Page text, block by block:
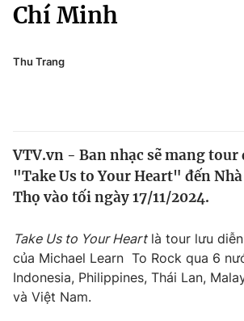
Xã hội
Pháp luật
Thế giới
Tin tức
Câu chuyện quốc tế
Kinh tế
Tài chính
Thị trường
Góc doanh nghiệp
Dữ liệu và đời sống
Truyền hình
Văn hóa - Giải trí
Công nghệ
Chí Minh
Thu Trang
VTV.vn - Ban nhạc sẽ mang
"Take Us to Your Heart" đến
Thọ vào tối ngày 17/11/2024.
Take Us to Your Heartlà tour lưu diễn
của Michael Learn To Rock qua 6
Indonesia, Philippines, Thái Lan,
và Việt Nam.